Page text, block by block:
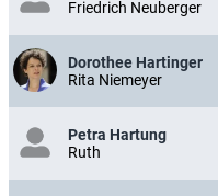
Friedrich Neuberger
Dorothee Hartinger
Rita Niemeyer
Petra Hartung
Ruth